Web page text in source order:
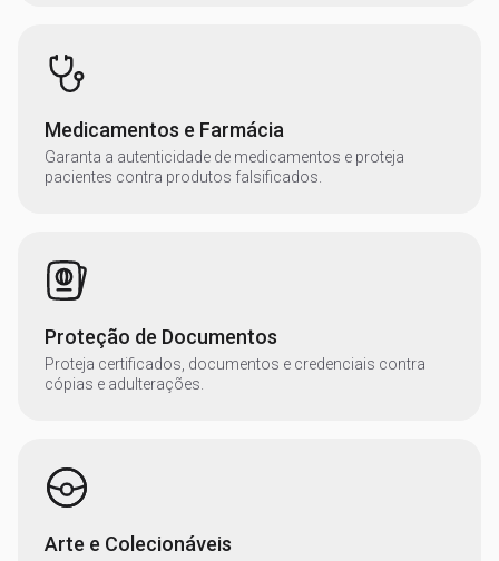
Medicamentos e Farmácia
Garanta a autenticidade de medicamentos e proteja
pacientes contra produtos falsificados.
Proteção de Documentos
Proteja certificados, documentos e credenciais contra
cópias e adulterações.
Arte e Colecionáveis